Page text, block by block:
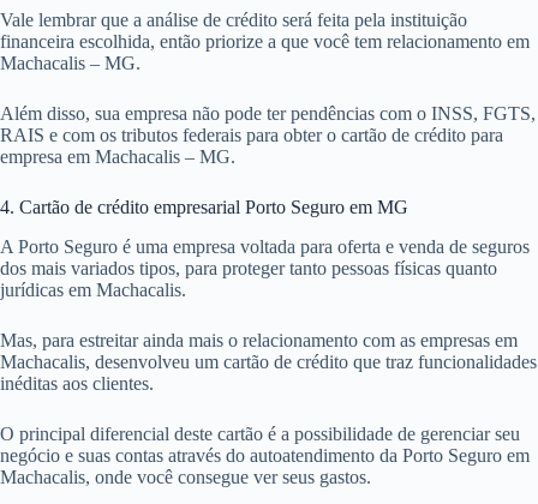
Vale lembrar que a análise de crédito será feita pela instituição
financeira escolhida, então priorize a que você tem relacionamento em
Machacalis – MG.
Além disso, sua empresa não pode ter pendências com o INSS, FGTS,
RAIS e com os tributos federais para obter o cartão de crédito para
empresa em Machacalis – MG.
4. Cartão de crédito empresarial Porto Seguro em MG
A Porto Seguro é uma empresa voltada para oferta e venda de seguros
dos mais variados tipos, para proteger tanto pessoas físicas quanto
jurídicas em Machacalis.
Mas, para estreitar ainda mais o relacionamento com as empresas em
Machacalis, desenvolveu um cartão de crédito que traz funcionalidades
inéditas aos clientes.
O principal diferencial deste cartão é a possibilidade de gerenciar seu
negócio e suas contas através do autoatendimento da Porto Seguro em
Machacalis, onde você consegue ver seus gastos.